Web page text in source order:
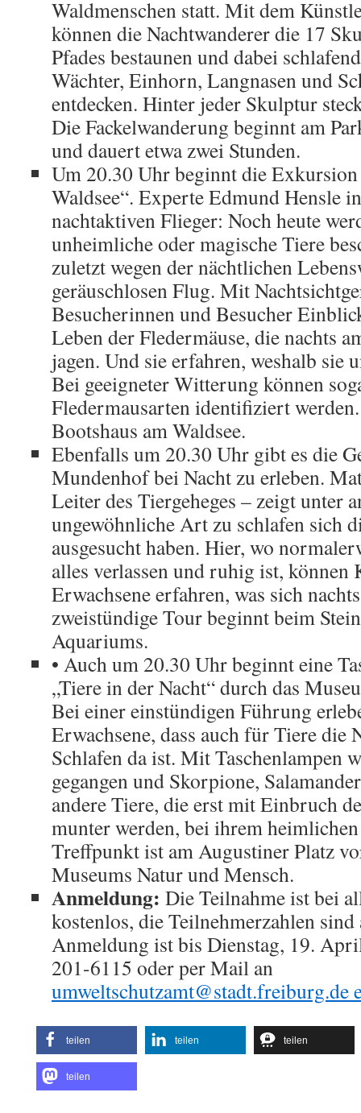
Waldmenschen statt. Mit dem
können die Nachtwanderer die 17
Pfades bestaunen und dabei
Wächter, Einhorn, Langnasen und
entdecken. Hinter jeder Skulptur
Die Fackelwanderung beginnt am
und dauert etwa zwei Stunden.
Um 20.30 Uhr beginnt die Exkursion
Waldsee“. Experte Edmund Hensle
nachtaktiven Flieger: Noch heute
unheimliche oder magische Tiere
zuletzt wegen der nächtlichen
geräuschlosen Flug. Mit
Besucherinnen und Besucher
Leben der Fledermäuse, die nachts
jagen. Und sie erfahren, weshalb sie
Bei geeigneter Witterung können
Fledermausarten identifiziert
Bootshaus am Waldsee.
Ebenfalls um 20.30 Uhr gibt es die
Mundenhof bei Nacht zu erleben.
Leiter des Tiergeheges – zeigt unter
ungewöhnliche Art zu schlafen sich
ausgesucht haben. Hier, wo
alles verlassen und ruhig ist, können
Erwachsene erfahren, was sich
zweistündige Tour beginnt beim
Aquariums.
• Auch um 20.30 Uhr beginnt eine
„Tiere in der Nacht“ durch das
Bei einer einstündigen Führung
Erwachsene, dass auch für Tiere die
Schlafen da ist. Mit Taschenlampen
gegangen und Skorpione,
andere Tiere, die erst mit Einbruch
munter werden, bei ihrem
Treffpunkt ist am Augustiner Platz
Museums Natur und Mensch.
Anmeldung: Die Teilnahme ist bei
kostenlos, die Teilnehmerzahlen
Anmeldung ist bis Dienstag, 19.
201-6115 oder per Mail an
umweltschutzamt@stadt.freiburg.de
teilen teilen teilen
teilen